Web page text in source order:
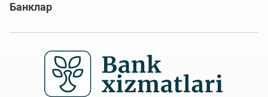
Банклар